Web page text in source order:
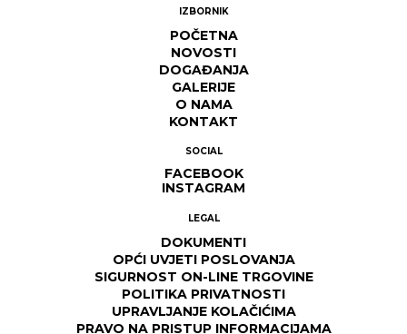
IZBORNIK
POČETNA
NOVOSTI
DOGAĐANJA
GALERIJE
O NAMA
KONTAKT
SOCIAL
FACEBOOK
INSTAGRAM
LEGAL
DOKUMENTI
OPĆI UVJETI POSLOVANJA
SIGURNOST ON-LINE TRGOVINE
POLITIKA PRIVATNOSTI
UPRAVLJANJE KOLAČIĆIMA
PRAVO NA PRISTUP INFORMACIJAMA